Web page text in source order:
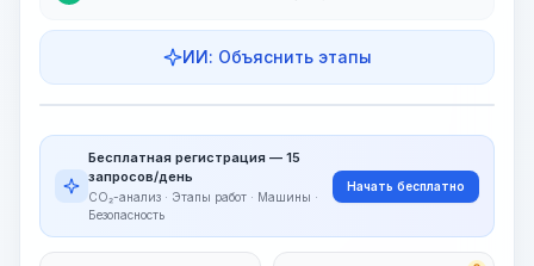
ИИ: Объяснить этапы
Этапы работ
~15-30 Sek.
Бесплатная регистрация — 15
запросов/день
CO₂-анализ · Этапы работ · Машины ·
Безопасность
Начать бесплатно